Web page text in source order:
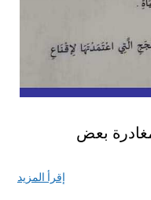
بعض
إقرأ المزيد